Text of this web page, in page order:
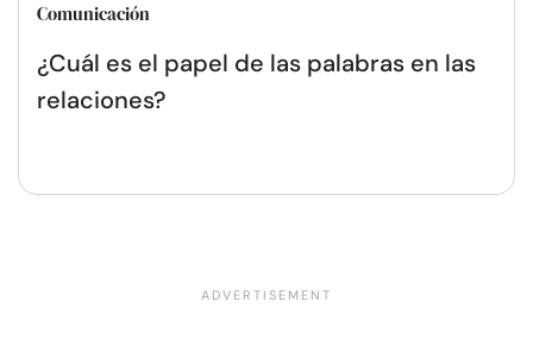
Comunicación
¿Cuál es el papel de las palabras en las
relaciones?